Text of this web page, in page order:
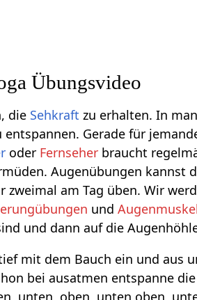
Übungsvideo
die Sehkraft zu erhalten. In
Gerade für
oder Fernseher braucht
Augenübungen kannst
am Tag üben. Wir
und
und dann auf die
mit dem Bauch ein und aus
bei ausatmen entspanne
unten, oben, unten oben,